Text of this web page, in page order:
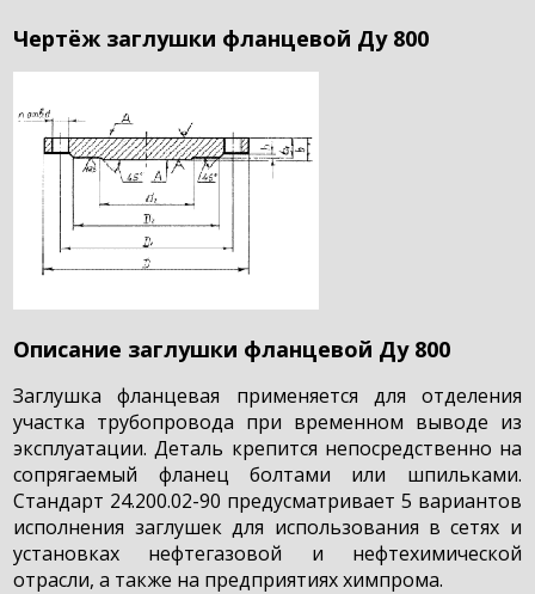
Чертёж заглушки фланцевой Ду 800
Описание заглушки фланцевой Ду 800
Заглушка фланцевая применяется для отделения
участка трубопровода при временном выводе из
эксплуатации. Деталь крепится непосредственно на
сопрягаемый фланец болтами или шпильками.
Стандарт 24.200.02-90 предусматривает 5 вариантов
исполнения заглушек для использования в сетях и
установках нефтегазовой и нефтехимической
отрасли, а также на предприятиях химпрома.